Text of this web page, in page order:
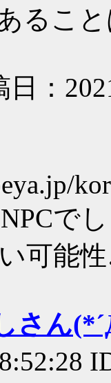
るこ
日：
で
可能
さん